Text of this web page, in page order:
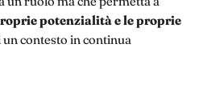
potenzialità e le proprie
un contesto in continua